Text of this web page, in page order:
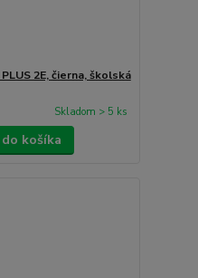
2E, čierna, školská
Skladom > 5 ks
košíka